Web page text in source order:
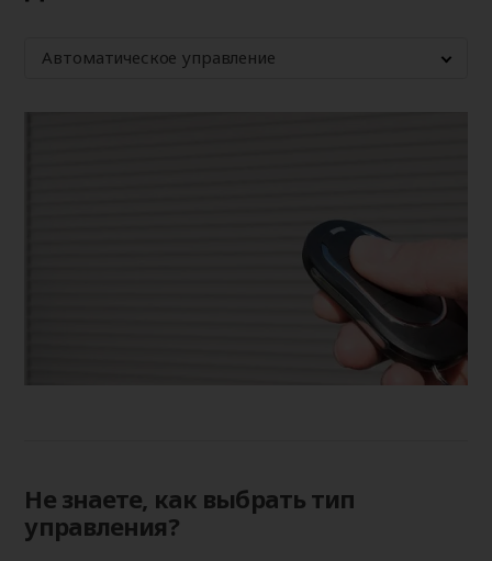
Автоматическое управление
Не знаете, как выбрать тип
управления?